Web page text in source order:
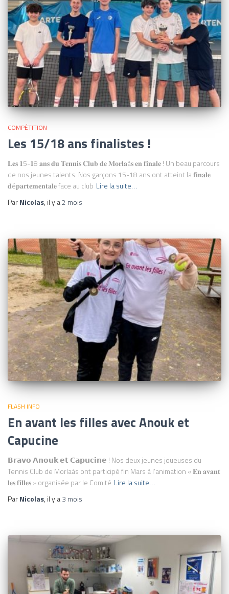
COMPÉTITION
Les 15/18 ans finalistes !
𝐋𝐞𝐬 𝟏5-𝟏8 𝐚𝐧𝐬 𝐝𝐮 𝐓𝐞𝐧𝐧𝐢𝐬 𝐂𝐥𝐮𝐛 𝐝𝐞 𝐌𝐨𝐫𝐥𝐚à𝐬 𝐞𝐧 𝐟𝐢𝐧𝐚𝐥𝐞 ! Un beau parcours
de nos jeunes talents. Nos garçons 15-18 ans ont atteint la 𝐟𝐢𝐧𝐚𝐥𝐞
𝐝é𝐩𝐚𝐫𝐭𝐞𝐦𝐞𝐧𝐭𝐚𝐥𝐞 face au club Lire la suite…
ParNicolas, il y a2 mois
FLASH INFO
En avant les filles avec Anouk et
Capucine
𝗕𝗿𝗮𝘃𝗼 𝗔𝗻𝗼𝘂𝗸 𝗲𝘁 𝗖𝗮𝗽𝘂𝗰𝗶𝗻𝗲 ! Nos deux jeunes joueuses du
Tennis Club de Morlaàs ont participé fin Mars à l’animation « 𝐄𝐧 𝐚𝐯𝐚𝐧𝐭
𝐥𝐞𝐬 𝐟𝐢𝐥𝐥𝐞𝐬 » organisée par le Comité Lire la suite…
ParNicolas, il y a3 mois